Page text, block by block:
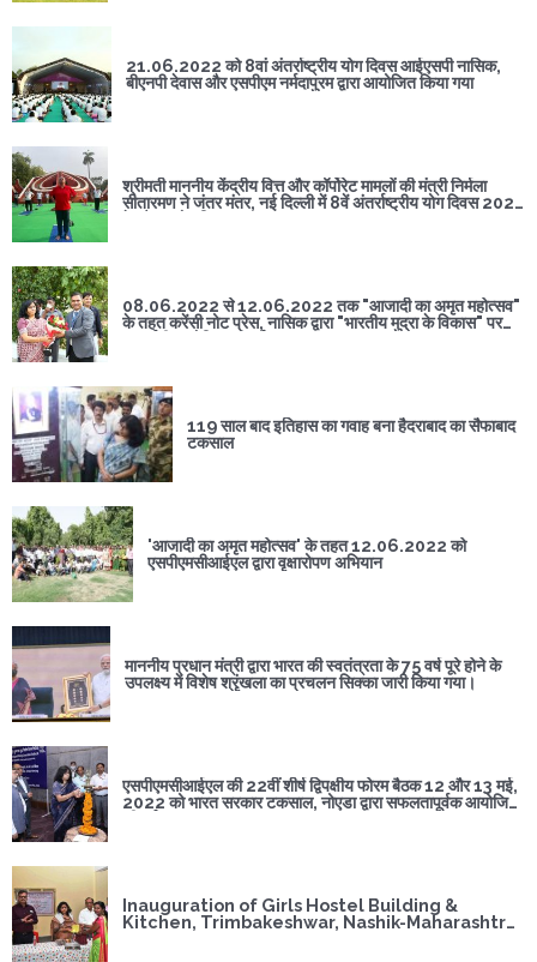
21.06.2022 को 8वां अंतर्राष्ट्रीय योग दिवस आईएसपी नासिक,
बीएनपी देवास और एसपीएम नर्मदापुरम द्वारा आयोजित किया गया
श्रीमती माननीय केंद्रीय वित्त और कॉर्पोरेट मामलों की मंत्री निर्मला
सीतारमण ने जंतर मंतर, नई दिल्ली में 8वें अंतर्राष्ट्रीय योग दिवस 2022
08.06.2022 से 12.06.2022 तक "आजादी का अमृत महोत्सव"
के तहत करेंसी नोट प्रेस, नासिक द्वारा "भारतीय मुद्रा के विकास" पर
119 साल बाद इतिहास का गवाह बना हैदराबाद का सैफाबाद
टकसाल
'आजादी का अमृत महोत्सव' के तहत 12.06.2022 को
एसपीएमसीआईएल द्वारा वृक्षारोपण अभियान
माननीय प्रधान मंत्री द्वारा भारत की स्वतंत्रता के 75 वर्ष पूरे होने के
उपलक्ष्य में विशेष श्रृंखला का प्रचलन सिक्का जारी किया गया।
एसपीएमसीआईएल की 22वीं शीर्ष द्विपक्षीय फोरम बैठक 12 और 13 मई,
2022 को भारत सरकार टकसाल, नोएडा द्वारा सफलतापूर्वक आयोजित
Inauguration of Girls Hostel Building &
Kitchen, Trimbakeshwar, Nashik-Maharashtra